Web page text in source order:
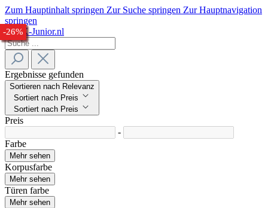
Zum Hauptinhalt springen Zur Suche springen Zur Hauptnavigation
springen
Ergebnisse gefunden
Sortieren nach Relevanz
Sortiert nach Preis
Sortiert nach Preis
Preis
-
Farbe
Mehr sehen
Korpusfarbe
Mehr sehen
Türen farbe
Mehr sehen
-27%
-26%
-22%
-25%
-23%
-32%
-33%
-24%
-26%